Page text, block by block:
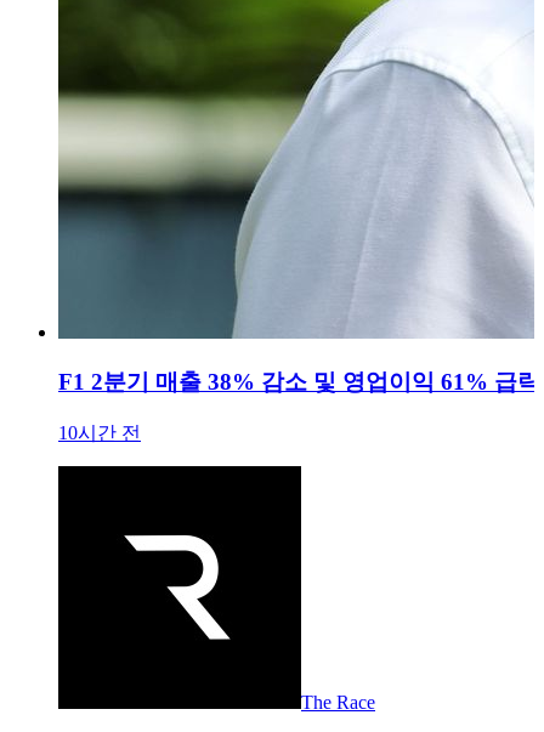
F1 2분기 매출 38% 감소 및 영업이익 61% 급
10시간 전
The Race